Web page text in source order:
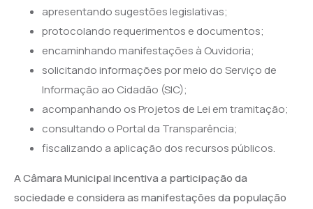
apresentando sugestões legislativas;
protocolando requerimentos e documentos;
encaminhando manifestações à Ouvidoria;
solicitando informações por meio do Serviço de
Informação ao Cidadão (SIC);
acompanhando os Projetos de Lei em tramitação;
consultando o Portal da Transparência;
fiscalizando a aplicação dos recursos públicos.
A Câmara Municipal incentiva a participação da
sociedade e considera as manifestações da população